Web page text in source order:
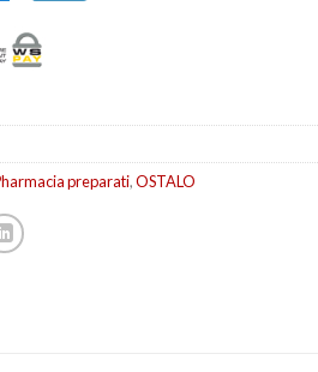
preparati,OSTALO